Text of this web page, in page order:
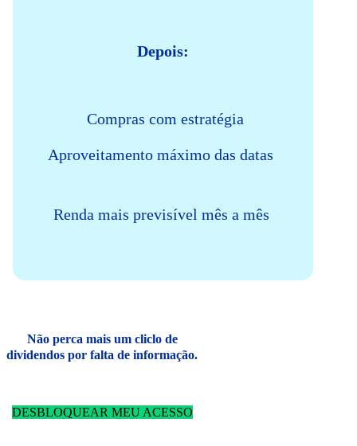
Depois:
Compras com estratégia
Aproveitamento máximo das datas
Renda mais previsível mês a mês
Não perca mais um cliclo de
dividendos por falta de informação.
DESBLOQUEAR MEU ACESSO